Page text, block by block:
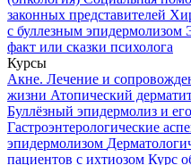
законных представителей
с буллезным эпидермолизом
факт или сказки психолога
Курсы
Акне. Лечение и
жизни Атопический
Буллёзный эпидермолиз и
Гастроэнтерологические
эпидермолизом
пациентов с ихтиозом Курс